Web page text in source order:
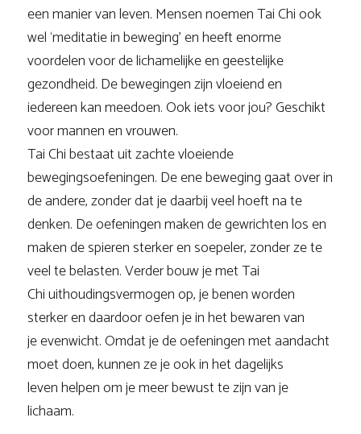
een manier van leven. Mensen noemen Tai Chi ook
wel ‘meditatie in beweging’ en heeft enorme
voordelen voor de lichamelijke en geestelijke
gezondheid. De bewegingen zijn vloeiend en
iedereen kan meedoen. Ook iets voor jou? Geschikt
voor mannen en vrouwen.
Tai Chi bestaat uit zachte vloeiende
bewegingsoefeningen. De ene beweging gaat over in
de andere, zonder dat je daarbij veel hoeft na te
denken. De oefeningen maken de gewrichten los en
maken de spieren sterker en soepeler, zonder ze te
veel te belasten. Verder bouw je met Tai
Chi uithoudingsvermogen op, je benen worden
sterker en daardoor oefen je in het bewaren van
je evenwicht. Omdat je de oefeningen met aandacht
moet doen, kunnen ze je ook in het dagelijks
leven helpen om je meer bewust te zijn van je
lichaam.